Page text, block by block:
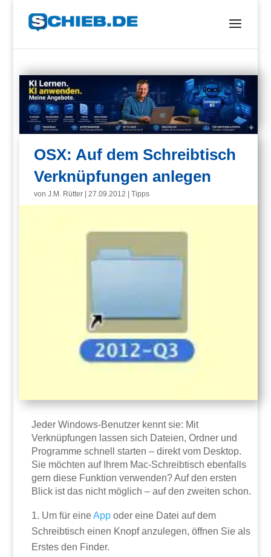
OSX: Auf dem Schreibtisch
Verknüpfungen anlegen
vonJ.M. Rütter |27.09.2012 |Tipps
Jeder Windows-Benutzer kennt sie: Mit
Verknüpfungen lassen sich Dateien, Ordner und
Programme schnell starten – direkt vom Desktop.
Sie möchten auf Ihrem Mac-Schreibtisch ebenfalls
gern diese Funktion verwenden? Auf den ersten
Blick ist das nicht möglich – auf den zweiten schon.
Um für eineApp oder eine Datei auf dem
Schreibtisch einen Knopf anzulegen, öffnen Sie als
Erstes den Finder.